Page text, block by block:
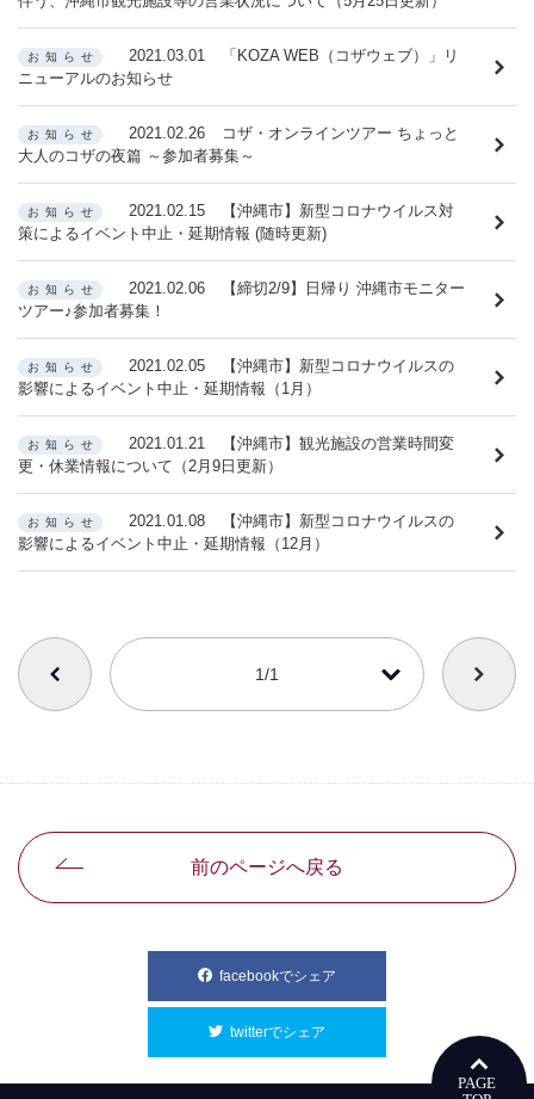
お知らせ 2021.03.01
「KOZA WEB（コザウェブ）」リ
ニューアルのお知らせ
お知らせ 2021.02.26
コザ・オンラインツアー ちょっと
大人のコザの夜篇 ～参加者募集～
お知らせ 2021.02.15
【沖縄市】新型コロナウイルス対
策によるイベント中止・延期情報 (随時更新)
お知らせ 2021.02.06
【締切2/9】日帰り 沖縄市モニター
ツアー♪参加者募集！
お知らせ 2021.02.05
【沖縄市】新型コロナウイルスの
影響によるイベント中止・延期情報（1月）
お知らせ 2021.01.21
【沖縄市】観光施設の営業時間変
更・休業情報について（2月9日更新）
お知らせ 2021.01.08
【沖縄市】新型コロナウイルスの
影響によるイベント中止・延期情報（12月）
番号を選択すると自動的に選択された番号のページへリンクします
1/1
前のページへ戻る
facebookでシェア
twitterでシェア 別ウィンドウで開きます